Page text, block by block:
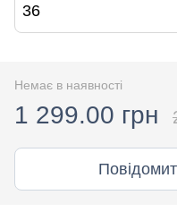
36
Немає в наявності
1 299.00 грн